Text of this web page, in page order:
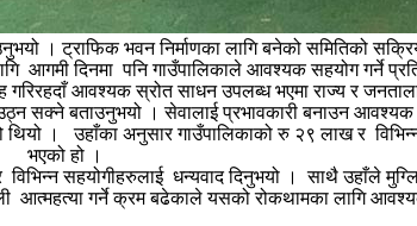
। ट्राफिक भवन निर्माणका लागि बनेको समितिको
आगमी दिनमा पनि गाउँपालिकाले आवश्यक सहयोग गर्ने
गरिरहदाँ आवश्यक स्रोत साधन उपलब्ध भएमा राज्य र
सक्ने बताउनुभयो । सेवालाई प्रभावकारी बनाउन
थियो । उहाँका अनुसार गाउँपालिकाको रु २९ लाख र
भएको हो ।
सहयोगीहरुलाई धन्यवाद दिनुभयो । साथै उहाँले
आत्महत्या गर्ने क्रम बढेकाले यसको रोकथामका लागि